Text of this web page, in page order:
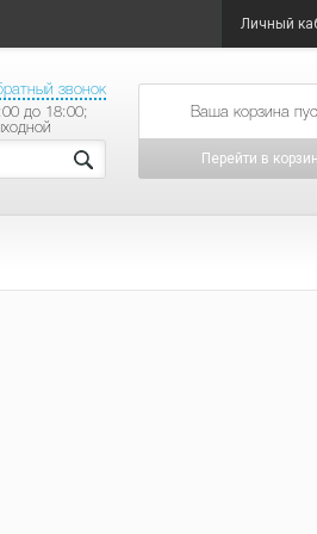
Личный
звонок
до 18:00;
товаров на
Перейти в